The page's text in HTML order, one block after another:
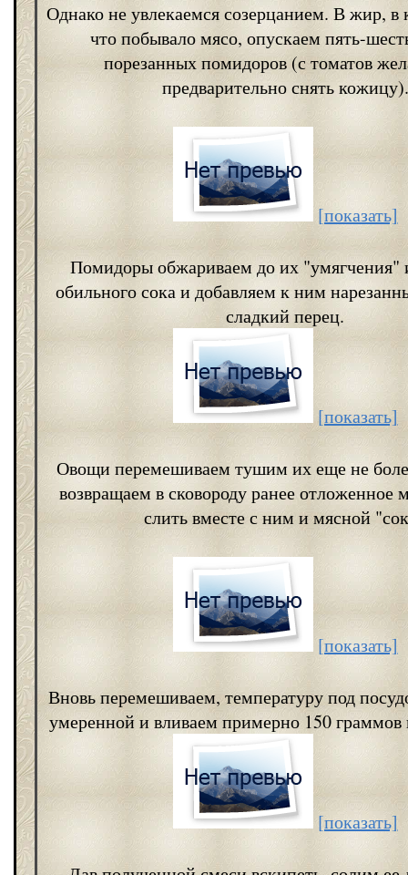
Однако не увлекаемся созерцанием. В жир, в
что побывало мясо, опускаем пять-
порезанных помидоров (с томатов
предварительно снять кожицу).
[показать]
Помидоры обжариваем до их "умягчения"
обильного сока и добавляем к ним
сладкий перец.
[показать]
Овощи перемешиваем тушим их еще не
возвращаем в сковороду ранее отложенное
слить вместе с ним и мясной
[показать]
Вновь перемешиваем, температуру под
умеренной и вливаем примерно 150 граммов
[показать]